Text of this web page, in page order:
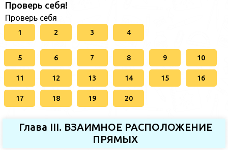
Проверь себя!
Проверь себя
1 2 3 4
5 6 7 8 9 10
11 12 13 14 15 16
17 18 19 20
Глава III. ВЗАИМНОЕ РАСПОЛОЖЕНИЕ
ПРЯМЫХ